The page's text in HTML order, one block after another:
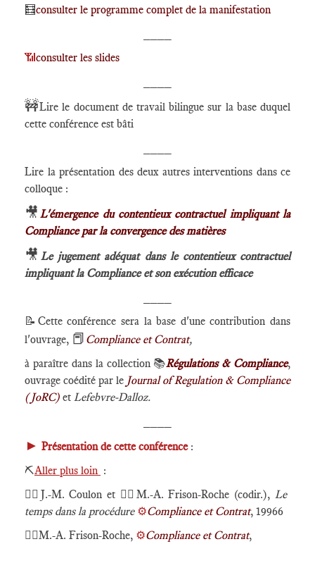
🧮consulter le programme complet de la manifestation
📶consulter les slides
🚧Lire le document de travail bilingue sur la base duquel
cette conférence est bâti
Lire la présentation des deux autres interventions dans ce
colloque :
🎥L'émergence du contentieux contractuel impliquant la
Compliance par la convergence des matières
🎥Le jugement adéquat dans le contentieux contractuel
impliquant la Compliance et son exécution efficace
📝 Cette conférence sera la base d'une contribution dans
l'ouvrage, 📕 Compliance et Contrat,
à paraître dans la collection 📚Régulations & Compliance,
ouvrage coédité par le Journal of Regulation & Compliance
(JoRC) et Lefebvre-Dalloz.
► Présentation de cette conférence :
⛏️Aller plus loin :
🕴🏻J.-M. Coulon et 🕴🏻M.-A. Frison-Roche (codir.), Le
temps dans la procédure ⚙️Compliance et Contrat, 19966
🕴🏻M.-A. Frison-Roche, ⚙️Compliance et Contrat,